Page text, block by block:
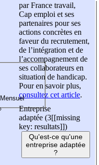
par France travail,
Cap emploi et ses
partenaires pour ses
actions concrètes en
faveur du recrutement,
de l’intégration et de
l’accompagnement de
ses collaborateurs en
situation de handicap.
Pour en savoir plus,
consultez cet article.
Entreprise
adaptée (3[[missing
key: resultats]])
Qu'est-ce qu'une
entreprise adaptée
?